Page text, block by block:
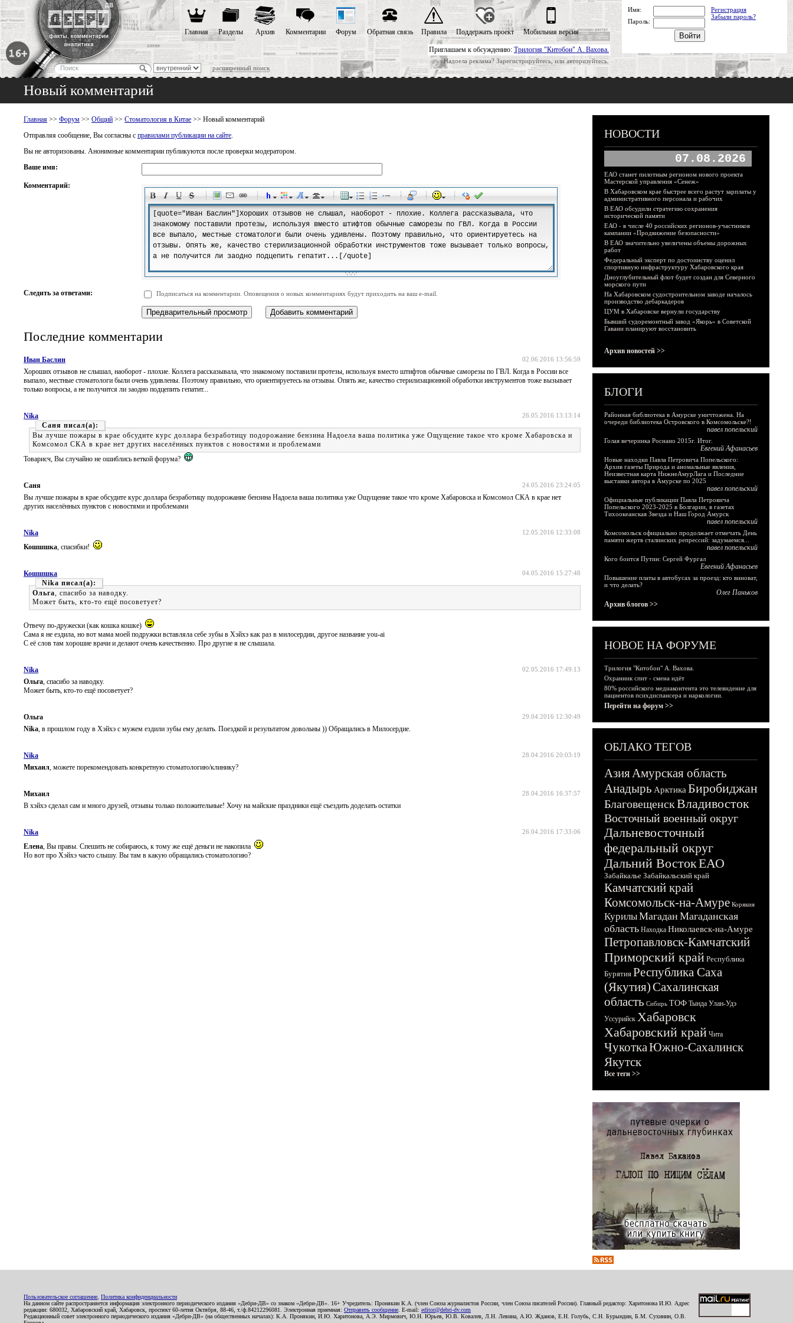
Приглашаем к обсуждению: Трилогия "Китобои" А. Вахова.
Надоела реклама? Зарегистрируйтесь, или авторизуйтесь.
расширенный поиск
Главная Разделы Архив Комментарии Форум Обратная связь Правила Поддержать проект Мобильная версия
Имя:
Регистрация
Забыли пароль?
Пароль:
Новый комментарий
Главная >> Форум >> Общий >> Стоматология в Китае >> Новый комментарий
Отправляя сообщение, Вы согласны с правилами публикации на сайте.
Вы не авторизованы. Анонимные комментарии публикуются после проверки модератором.
Ваше имя:
Комментарий:
-
-
-
-
-
-
-
-
-
-
-
-
-
-
-
-
-
-
-
-
-
-
-
-
-
-
-
-
-
-
-
-
-
-
-
-
-
-
-
-
-
-
-
-
-
-
-
-
-
Следить за ответами: Подписаться на комментарии. Оповещения о новых комментариях будут приходить на ваш e-mail.
Последние комментарии
02.06.2016 13:56:59
Иван Баслин
Хороших отзывов не слышал, наоборот - плохие. Коллега рассказывала, что знакомому поставили протезы, используя вместо штифтов обычные саморезы по ГВЛ. Когда в России все
выпало, местные стоматологи были очень удивлены. Поэтому правильно, что ориентируетесь на отзывы. Опять же, качество стерилизационной обработки инструментов тоже вызывает
только вопросы, а не получится ли заодно подцепить гепатит...
26.05.2016 13:13:14
Nika
Саня
Вы лучше пожары в крае обсудите курс доллара безработицу подорожание бензина Надоела ваша политика уже Ощущение такое что кроме Хабаровска и
Комсомол СКА в крае нет других населённых пунктов с новостями и проблемами
Товарисч, Вы случайно не ошиблись веткой форума?
24.05.2016 23:24:05
Саня
Вы лучше пожары в крае обсудите курс доллара безработицу подорожание бензина Надоела ваша политика уже Ощущение такое что кроме Хабаровска и Комсомол СКА в крае нет
других населённых пунктов с новостями и проблемами
12.05.2016 12:33:08
Nika
Кошшшка , спасибки!
04.05.2016 15:27:48
Кошшшка
Nika
Ольга , спасибо за наводку.
Может быть, кто-то ещё посоветует?
Отвечу по-дружески (как кошка кошке)
Сама я не ездила, но вот мама моей подружки вставляла себе зубы в Хэйхэ как раз в милосердии, другое название you-ai
С её слов там хорошие врачи и делают очень качественно. Про другие я не слышала.
02.05.2016 17:49:13
Nika
Ольга , спасибо за наводку.
Может быть, кто-то ещё посоветует?
29.04.2016 12:30:49
Ольга
Nika , в прошлом году в Хэйхэ с мужем ездили зубы ему делать. Поездкой и результатом довольны )) Обращались в Милосердие.
28.04.2016 20:03:19
Nika
Михаил , можете порекомендовать конкретную стоматологию/клинику?
28.04.2016 16:37:57
Михаил
В хэйхэ сделал сам и много друзей, отзывы только положительные! Хочу на майские праздники ещё съездить доделать остатки
26.04.2016 17:33:06
Nika
Елена , Вы правы. Спешить не собираюсь, к тому же ещё деньги не накопила
Но вот про Хэйхэ часто слышу. Вы там в какую обращались стоматологию?
НОВОСТИ
07.08.2026
ЕАО станет пилотным регионом нового проекта
Мастерской управления «Сенеж»
В Хабаровском крае быстрее всего растут зарплаты у
административного персонала и рабочих
В ЕАО обсудили стратегию сохранения
исторической памяти
ЕАО - в числе 40 российских регионов-участников
кампании «Продвижение безопасности»
В ЕАО значительно увеличены объемы дорожных
работ
Федеральный эксперт по достоинству оценил
спортивную инфраструктуру Хабаровского края
Дноуглубительный флот будет создан для Северного
морского пути
На Хабаровском судостроительном заводе началось
производство дебаркадеров
ЦУМ в Хабаровске вернули государству
Бывший судоремонтный завод «Якорь» в Советской
Гавани планируют восстановить
Архив новостей >>
БЛОГИ
Районная библиотека в Амурске уничтожена. На
очереди библиотека Островского в Комсомольске?!
павел попельский
Голая вечеринка Роснано 2015г. Итог.
Евгений Афанасьев
Новые находки Павла Петровича Попельского:
Архив газеты Природа и аномальные явления,
Неизвестная карта НижнеАмурЛага и Последние
выставки автора в Амурске по 2025
павел попельский
Официальные публикации Павла Петровича
Попельского 2023-2025 в Болгарии, в газетах
Тихоокеанская Звезда и Наш Город Амурск
павел попельский
Комсомольск официально продолжает отмечать День
памяти жертв сталинских репрессий: задумаемся...
павел попельский
Кого боится Путин: Сергей Фургал
Евгений Афанасьев
Повышение платы в автобусах за проезд: кто виноват,
и что делать?
Олег Паньков
Архив блогов >>
НОВОЕ НА ФОРУМЕ
Трилогия "Китобои" А. Вахова.
Охранник спит - смена идёт
80% российского медиаконтента это телевидение для
пациентов психдиспансера и наркологии.
Перейти на форум >>
ОБЛАКО ТЕГОВ
АзияАмурская область
Анадырь Арктика Биробиджан
БлаговещенскВладивосток
Восточный военный округ
Дальневосточный
федеральный округ
Дальний ВостокЕАО
Забайкалье Забайкальский край
Камчатский край
Комсомольск-на-Амуре Корякия
КурилыМагадан Магаданская
область Находка Николаевск-на-Амуре
Петропавловск-Камчатский
Приморский край Республика
Бурятия Республика Саха
(Якутия)Сахалинская
область Сибирь ТОФ Тында Улан-Удэ
Уссурийск Хабаровск
Хабаровский край Чита
ЧукоткаЮжно-Сахалинск
Якутск
Все теги >>
Пользовательское соглашение Политика конфиденциальности
На данном сайте распространяется информация электронного периодического издания «Дебри-ДВ» со знаком «Дебри-ДВ». 16+ Учредитель: Пронякин К.А. (член Союза журналистов России, член Союза писателей России). Главный редактор: Харитонова И.Ю. Адрес
редакции: 680032, Хабаровский край, Хабаровск, проспект 60-летия Октября, 88-46, т./ф.84212296081. Электронная приемная: Отправить сообщение . E-mail: editor@debri-dv.com
Редакционный совет электронного периодического издания «Дебри-ДВ» (на общественных началах): К.А. Пронякин, И.Ю. Харитонова, А.Э. Мирмович, Ю.Н. Юрьев, Ю.В. Ковалев, Л.Н. Левина, А.Ю. Жданов, Е.Н. Голубь, С.Н. Бурындин, Б.М. Сухинин, О.В.